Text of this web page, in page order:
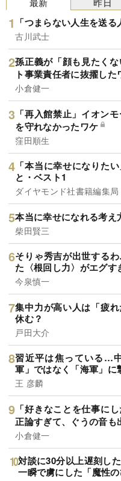
「つまらない人生を送
古川武士
孫正義が「顔も見たく
ト事業責任者に抜擢した
小倉健一
「再入館禁止」イオン
を守れなかったワケ
窪田順生
「本当に幸せになりた
と・ベスト1
ダイヤモンド社書籍編集局
本当に幸せになれる考え
柴田賢三
そりゃ秀吉が出世する
た〈根回し力〉がエグす
今泉慎一
集中力が高い人は「疲
休む？
戸田大介
習近平は焦っている…
軍」ではなく「海軍」に
王 彦麟
「好きなことを仕事に
正論すぎて、ぐうの音も
小倉健一
対談に30分以上遅刻し
一瞬で虜にした「魔性